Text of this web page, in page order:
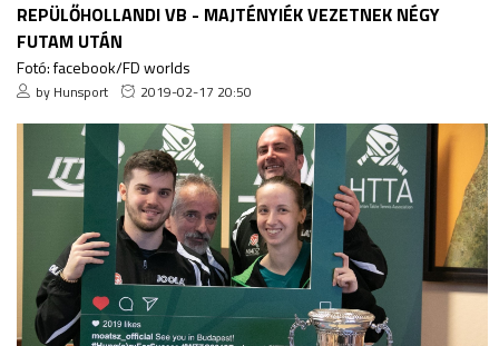
REPÜLŐHOLLANDI VB - MAJTÉNYIÉK VEZETNEK NÉGY
FUTAM UTÁN
Fotó: facebook/FD worlds
by Hunsport 2019-02-17 20:50